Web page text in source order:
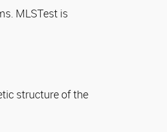
MLSTest is
structure of the